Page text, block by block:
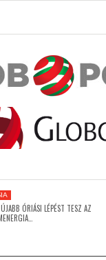
ÓRIÁSI LÉPÉST TESZ AZ